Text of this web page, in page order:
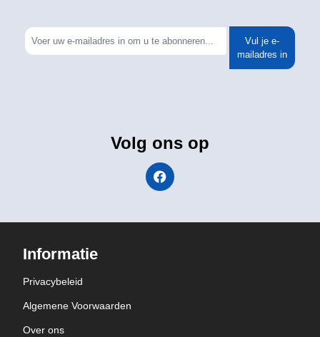
Vul je e-
mailadres in
Volg ons op
Informatie
Privacybeleid
Algemene Voorwaarden
Over ons